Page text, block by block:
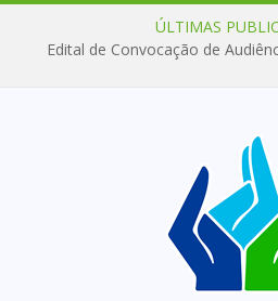
ÚLTIMAS
Edital de Convocação de